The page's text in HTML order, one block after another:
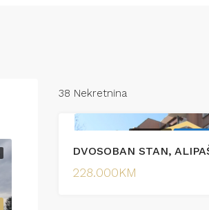
38 Nekretnina
228.000KM
PRODAJA
IZDVOJENO